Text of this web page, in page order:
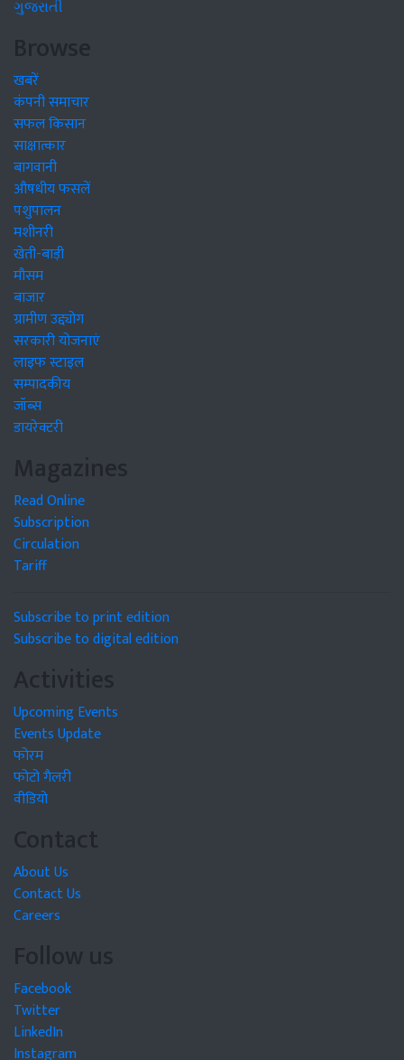
ગુજરાતી
Browse
खबरें
कंपनी समाचार
सफल किसान
साक्षात्कार
बागवानी
औषधीय फसलें
पशुपालन
मशीनरी
खेती-बाड़ी
मौसम
बाजार
ग्रामीण उद्द्योग
सरकारी योजनाएं
लाइफ स्टाइल
सम्पादकीय
जॉब्स
डायरेक्टरी
Magazines
Read Online
Subscription
Circulation
Tariff
Subscribe to print edition
Subscribe to digital edition
Activities
Upcoming Events
Events Update
फोरम
फोटो गैलरी
वीडियो
Contact
About Us
Contact Us
Careers
Follow us
Facebook
Twitter
LinkedIn
Instagram